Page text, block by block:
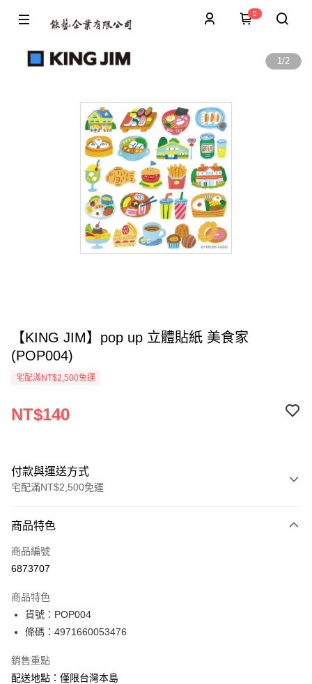
0
1/2
【KING JIM】pop up 立體貼紙 美食家
(POP004)
宅配滿NT$2,500免運
NT$140
付款與運送方式
宅配滿NT$2,500免運
信用卡一次付款
Apple Pay
悠遊付
ATM付款
運送方式
商品特色
商品編號
6873707
商品特色
貨號：POP004
條碼：4971660053476
銷售重點
配送地點：僅限台灣本島